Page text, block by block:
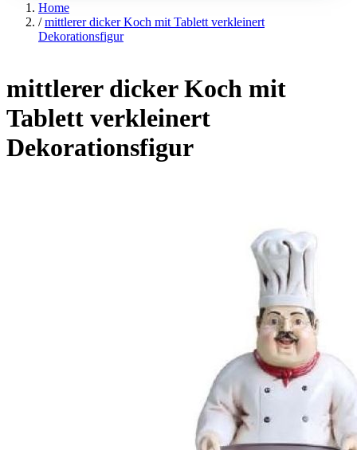
Home
/ mittlerer dicker Koch mit Tablett verkleinert
Dekorationsfigur
mittlerer dicker Koch mit
Tablett verkleinert
Dekorationsfigur